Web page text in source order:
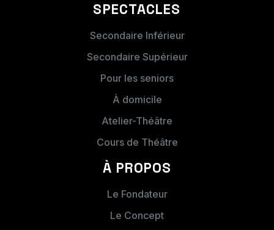
date(s) , horaires,...
parvenir une facture après la prestation.
CONTACT ORGANISATION :
SPECTACLES
Secondaire Inférieur
Secondaire Supérieur
Pour les seniors
À domicile
Atelier-Théâtre
Cours de Théâtre
À PROPOS
Le Fondateur
Le Concept